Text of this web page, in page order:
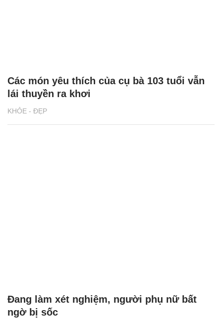
KHỎE - ĐẸP
Các món yêu thích của cụ bà 103 tuổi vẫn
lái thuyền ra khơi
Đang làm xét nghiệm, người phụ nữ bất
ngờ bị sốc